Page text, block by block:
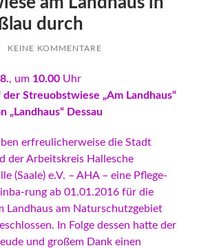
durch
KEINE KOMMENTARE
, um 10.00 Uhr
Streuobstwiese „Am Landhaus“
„Landhaus“ Dessau
erfreulicherweise die Stadt
der Arbeitskreis Hallesche
(Saale) e.V. – AHA – eine Pflege-
rung ab 01.01.2016 für die
Landhaus am Naturschutzgebiet
In Folge dessen hatte der
und großem Dank einen